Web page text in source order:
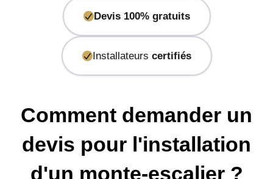
Devis 100% gratuits
Installateurs certifiés
Comment demander un
devis pour l'installation
d'un monte-escalier ?